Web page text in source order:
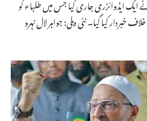
خبردار کیا گیا۔ نئی دہلی: جواہر لال نہرو